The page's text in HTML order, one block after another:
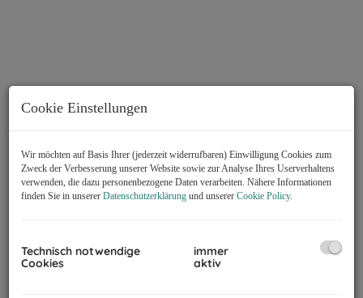
Beschreibung
Cookie Einstellungen
Wir möchten auf Basis Ihrer (jederzeit widerrufbaren) Einwilligung Cookies zum
Zweck der Verbesserung unserer Website sowie zur Analyse Ihres Userverhaltens
verwenden, die dazu personenbezogene Daten verarbeiten. Nähere Informationen
finden Sie in unserer Datenschutzerklärung und unserer Cookie Policy.
Technisch notwendige
Cookies
immer
aktiv